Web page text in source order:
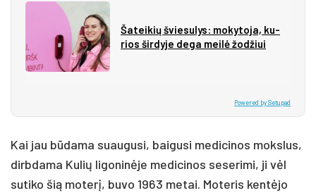
Ša­tei­kių švie­su­lys: mo­ky­to­ja, ku­
rios šir­dy­je de­ga mei­lė žo­džiui
Powered by Setupad
Kai jau būdama suaugusi, baigusi medicinos mokslus,
dirbdama Kulių ligoninėje medicinos seserimi, ji vėl
sutiko šią moterį, buvo 1963 metai. Moteris kentėjo